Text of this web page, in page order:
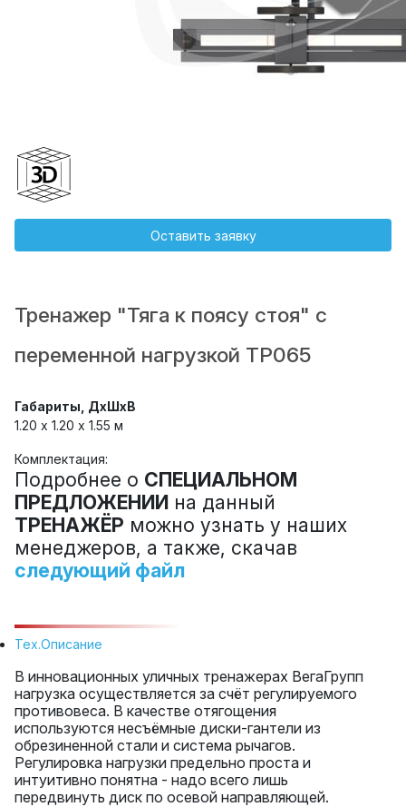
Оставить заявку
Тренажер "Тяга к поясу стоя" с
переменной нагрузкой ТР065
Габариты, ДхШхВ
1.20 х 1.20 x 1.55 м
Комплектация:
Подробнее о СПЕЦИАЛЬНОМ
ПРЕДЛОЖЕНИИ на данный
ТРЕНАЖЁР можно узнать у наших
менеджеров, а также, скачав
следующий файл
Тех.Описание
В инновационных уличных тренажерах ВегаГрупп
нагрузка осуществляется за счёт регулируемого
противовеса. В качестве отягощения
используются несъёмные диски-гантели из
обрезиненной стали и система рычагов.
Регулировка нагрузки предельно проста и
интуитивно понятна - надо всего лишь
передвинуть диск по осевой направляющей.